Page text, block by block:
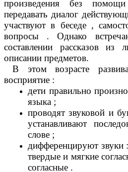
произведения без
передавать диалог
участвуют в беседе ,
вопросы . Однако
составлении рассказов
описании предметов.
В этом возрасте
восприятие :
дети правильно
языка ;
проводят звуковой и
устанавливают
слове ;
дифференцируют звуки
твердые и мягкие
согласные .